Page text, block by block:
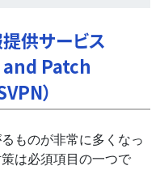
供サービス
Patch
）
ものが非常に多くなっ
は必須項目の一つで